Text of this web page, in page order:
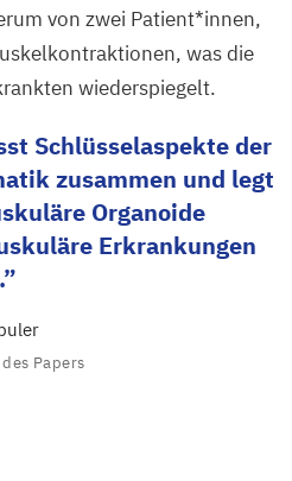
von zwei Patient*innen,
was die
wiederspiegelt.
Schlüsselaspekte der
zusammen und legt
Organoide
Erkrankungen
Papers